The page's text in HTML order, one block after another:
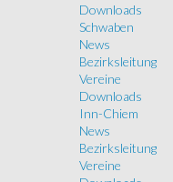
Downloads
Schwaben
News
Bezirksleitung
Vereine
Downloads
Inn-Chiem
News
Bezirksleitung
Vereine